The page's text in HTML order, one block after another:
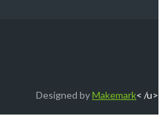
Designed byMakemark< /u>